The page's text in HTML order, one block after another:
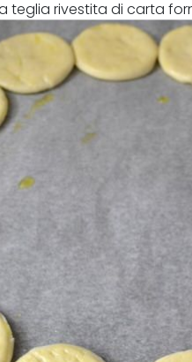
teglia rivestita di carta